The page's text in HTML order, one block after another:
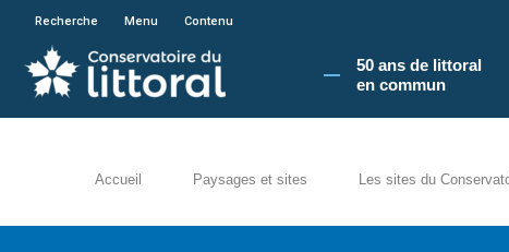
En poursuivant votre navigation sur le site du
Recherche Menu Contenu
50 ans de littoral
en commun​
Accueil Paysages et sites Les sites du